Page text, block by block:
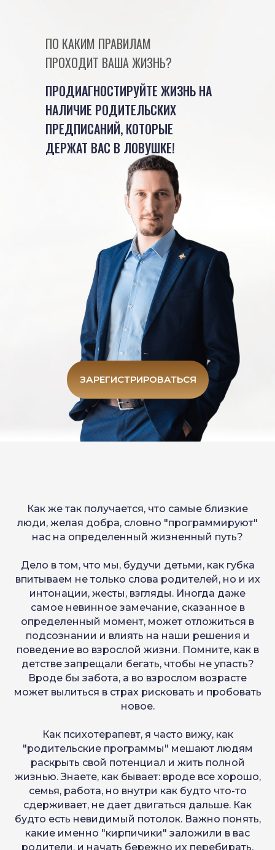
ПРОДИАГНОСТИРУЙТЕ ЖИЗНЬ НА
НАЛИЧИЕ РОДИТЕЛЬСКИХ
ПРЕДПИСАНИЙ, КОТОРЫЕ
ДЕРЖАТ ВАС В ЛОВУШКЕ!
ПО КАКИМ ПРАВИЛАМ
ПРОХОДИТ ВАША ЖИЗНЬ?
ЗАРЕГИСТРИРОВАТЬСЯ
Как же так получается, что самые близкие
люди, желая добра, словно "программируют"
нас на определенный жизненный путь?
Дело в том, что мы, будучи детьми, как губка
впитываем не только слова родителей, но и их
интонации, жесты, взгляды. Иногда даже
самое невинное замечание, сказанное в
определенный момент, может отложиться в
подсознании и влиять на наши решения и
поведение во взрослой жизни. Помните, как в
детстве запрещали бегать, чтобы не упасть?
Вроде бы забота, а во взрослом возрасте
может вылиться в страх рисковать и пробовать
новое.
Как психотерапевт, я часто вижу, как
"родительские программы" мешают людям
раскрыть свой потенциал и жить полной
жизнью. Знаете, как бывает: вроде все хорошо,
семья, работа, но внутри как будто что-то
сдерживает, не дает двигаться дальше. Как
будто есть невидимый потолок. Важно понять,
какие именно "кирпичики" заложили в вас
родители, и начать бережно их перебирать,